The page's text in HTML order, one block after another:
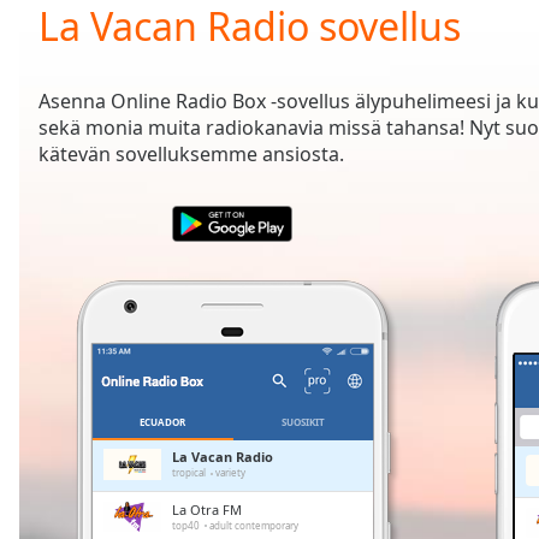
Current
Time0:00
Duration
Loaded:
0.00%
Remaining
La Vacan Radio sovellus
Asenna Online Radio Box -sovellus älypuhelimeesi ja
sekä monia muita radiokanavia missä tahansa! Nyt
kätevän sovelluksemme ansiosta.
ECUADOR SUOSIKIT
La Vacan Radio
tropical variety
La Otra FM
top40 adult contemporary